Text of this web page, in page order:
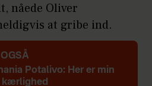
nåede Oliver
at gribe ind.
Potalivo: Her er min
kærlighed